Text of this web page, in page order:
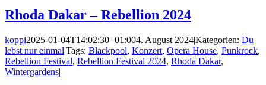
Rhoda Dakar – Rebellion 2024
koppi2025-01-04T14:02:30+01:004. August 2024|Kategorien: Du
lebst nur einmal|Tags: Blackpool, Konzert, Opera House, Punkrock,
Rebellion Festival, Rebellion Festival 2024, Rhoda Dakar,
Wintergardens|